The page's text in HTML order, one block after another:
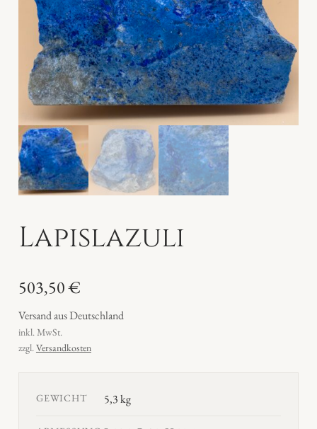
Lapislazuli
503,50€
Versand aus Deutschland
inkl. MwSt.
zzgl.Versandkosten
GEWICHT 5,3 kg